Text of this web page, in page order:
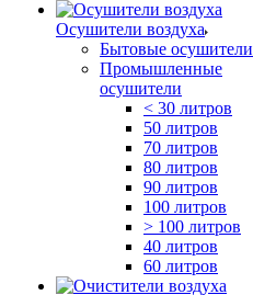
Осушители воздуха
Бытовые осушители
Промышленные
осушители
< 30 литров
50 литров
70 литров
80 литров
90 литров
100 литров
> 100 литров
40 литров
60 литров